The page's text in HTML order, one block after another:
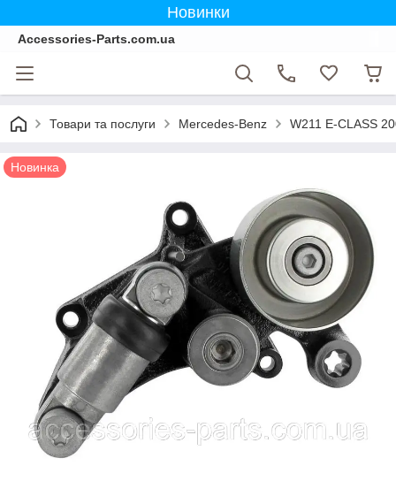
Новинки
Accessories-Parts.com.ua
Товари та послуги Mercedes-Benz W211 E-CLASS
Новинка